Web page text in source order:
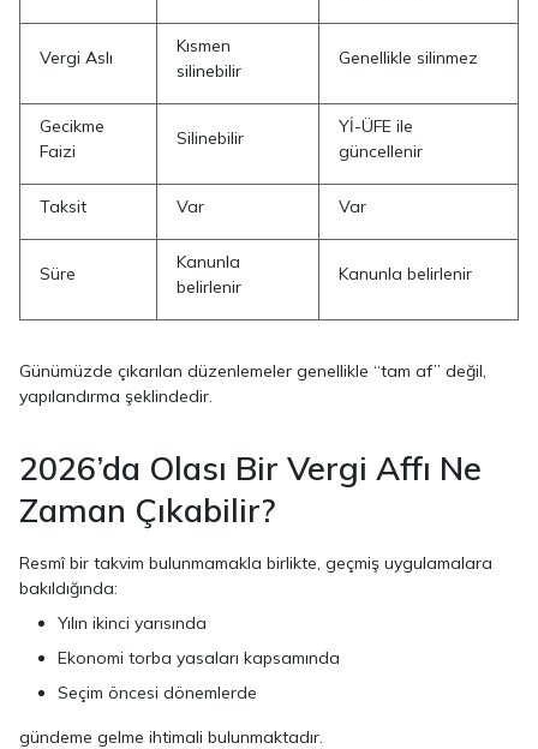
Vergi Aslı
Kısmen
silinebilir
Genellikle silinmez
Gecikme
Faizi
Silinebilir
Yİ-ÜFE ile
güncellenir
Taksit Var Var
Süre
Kanunla
belirlenir
Kanunla belirlenir
Günümüzde çıkarılan düzenlemeler genellikle “tam af” değil,
yapılandırma şeklindedir.
2026’da Olası Bir Vergi Affı Ne
Zaman Çıkabilir?
Resmî bir takvim bulunmamakla birlikte, geçmiş uygulamalara
bakıldığında:
Yılın ikinci yarısında
Ekonomi torba yasaları kapsamında
Seçim öncesi dönemlerde
gündeme gelme ihtimali bulunmaktadır.